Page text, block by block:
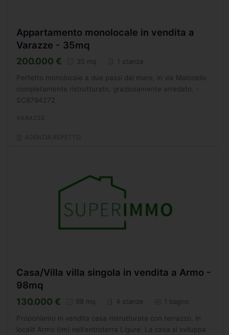
Appartamento monolocale in vendita a
Varazze - 35mq
200.000 € 35 mq 1 stanza
Perfetto monolocale a due passi dal mare, in via Malocello
completamente ristrutturato, graziosamente arredato. -
SC8794272
Casa/Villa villa singola in vendita a Armo -
98mq
130.000 € 98 mq 4 stanze 1 bagno
Proponiamo in vendita casa ristrutturata con terrazzo, in
localit Armo (Im) nell'entroterra Ligure. La casa si sviluppa